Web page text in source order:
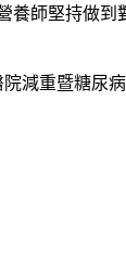
師堅持做到
重暨糖尿